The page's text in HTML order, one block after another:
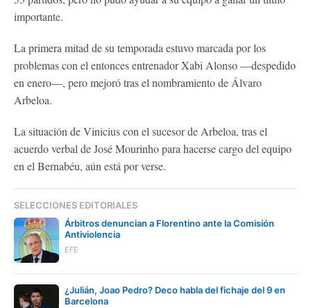
importante.
La primera mitad de su temporada estuvo marcada por los
problemas con el entonces entrenador Xabi Alonso —despedido
en enero—, pero mejoró tras el nombramiento de Álvaro
Arbeloa.
La situación de Vinicius con el sucesor de Arbeloa, tras el
acuerdo verbal de José Mourinho para hacerse cargo del equipo
en el Bernabéu, aún está por verse.
SELECCIONES EDITORIALES
Árbitros denuncian a Florentino ante la Comisión
Antiviolencia
EFE
¿Julián, Joao Pedro? Deco habla del fichaje del 9 en
Barcelona